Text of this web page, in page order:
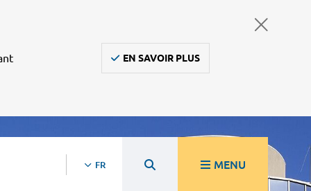
EN SAVOIR PLUS
FR MENU